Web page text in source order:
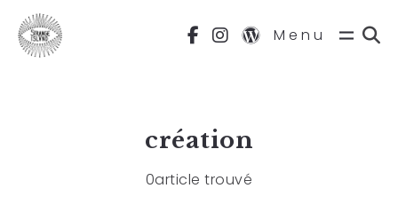
Menu
création
0article trouvé